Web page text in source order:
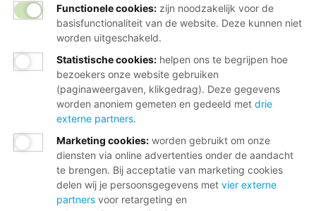
Functionele cookies: zijn noodzakelijk voor de
basisfunctionaliteit van de website. Deze kunnen niet
worden uitgeschakeld.
Statistische cookies: helpen ons te begrijpen hoe
bezoekers onze website gebruiken
(paginaweergaven, klikgedrag). Deze gegevens
worden anoniem gemeten en gedeeld met drie
externe partners.
Marketing cookies: worden gebruikt om onze
diensten via online advertenties onder de aandacht
te brengen. Bij acceptatie van marketing cookies
delen wij je persoonsgegevens met vier externe
partners voor retargeting en